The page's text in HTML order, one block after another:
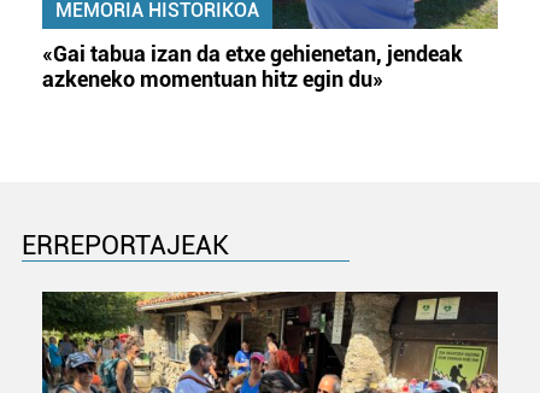
MEMORIA HISTORIKOA
«Gai tabua izan da etxe gehienetan, jendeak
azkeneko momentuan hitz egin du»
ERREPORTAJEAK